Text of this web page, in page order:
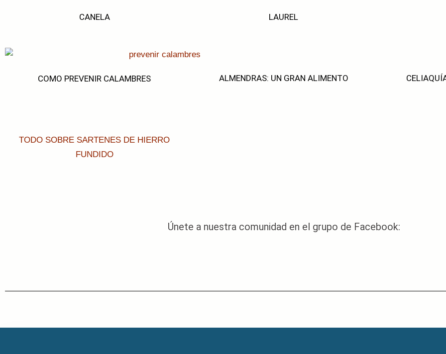
CANELA LAUREL
COMO PREVENIR CALAMBRES ALMENDRAS: UN GRAN ALIMENTO
TODO SOBRE SARTENES DE HIERRO
FUNDIDO
Únete a nuestra comunidad en el grupo de Facebook: